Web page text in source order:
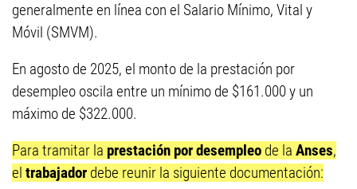
generalmente en línea con el Salario Mínimo, Vital y
Móvil (SMVM).
En agosto de 2025, el monto de la prestación por
desempleo oscila entre un mínimo de $161.000 y un
máximo de $322.000.
Para tramitar la prestación por desempleo de la Anses,
el trabajador debe reunir la siguiente documentación: